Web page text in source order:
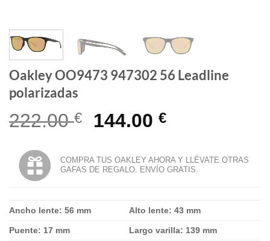
Oakley OO9473 947302 56 Leadline
polarizadas
222.00€
El
original
era:
144.00 €El
actual
es:
COMPRA TUS OAKLEY AHORA Y LLÉVATE OTRAS
GAFAS DE REGALO. ENVÍO GRATIS.
Ancho lente: 56 mm Alto lente: 43 mm
Puente: 17 mm Largo varilla: 139 mm